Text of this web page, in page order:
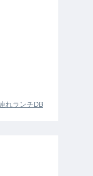
れランチDB